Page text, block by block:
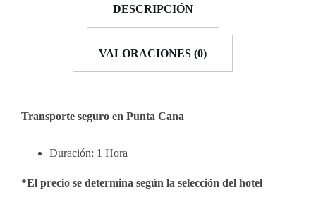
DESCRIPCIÓN
VALORACIONES (0)
Transporte seguro en Punta Cana
Duración: 1 Hora
*El precio se determina según la selección del hotel